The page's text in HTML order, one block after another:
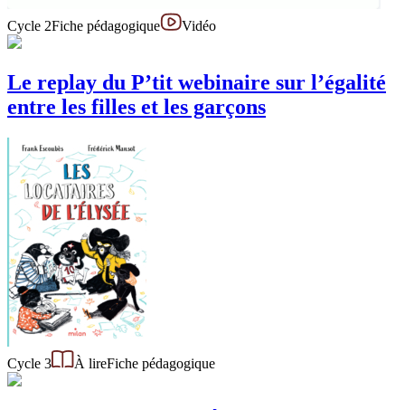
Cycle 2Fiche pédagogique Vidéo
Le replay du P’tit webinaire sur l’égalité
entre les filles et les garçons
Cycle 3 À lireFiche pédagogique